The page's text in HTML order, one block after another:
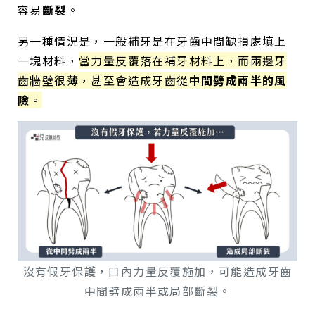
容易斷裂 。
另一種情況是，一般補牙是在牙齒中間缺損處填上
一塊材料， 當力量反覆落在補牙材料上，而兩邊牙
齒牆壁很薄，甚至會造成牙齒從中間劈成兩半的風
險 。
沒有假牙保護，口內力量反覆施加，可能造成牙齒
中間劈成兩半或局部斷裂。